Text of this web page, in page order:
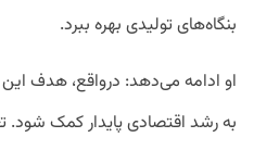
بنگاه‌های تولیدی بهره ببرد.
او ادامه می‌دهد: درواقع، هدف
به رشد اقتصادی پایدار کمک شود.